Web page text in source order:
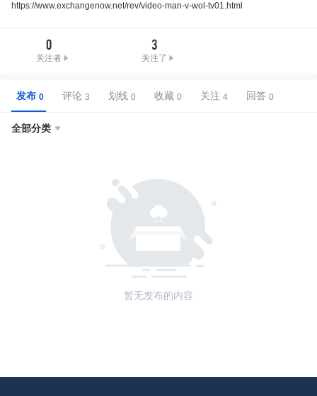
https://www.exchangenow.net/rev/video-man-v-wol-tv01.html
0
关注者
3
关注了
发布 评论 划线 收藏 关注 回答
全部分类 
暂无发布的内容